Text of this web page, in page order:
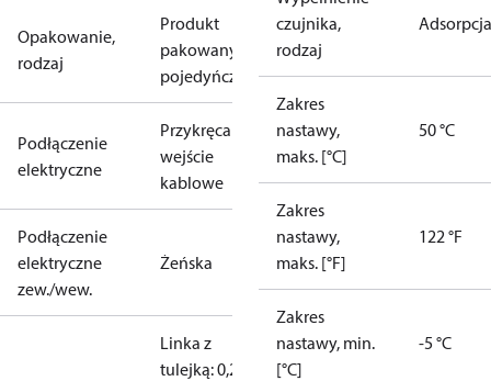
Opakowanie,
rodzaj
Produkt
pakowany
pojedyńczo
Podłączenie
elektryczne
Przykręcane
wejście
kablowe
Podłączenie
elektryczne
zew./wew.
Żeńska
Linka z
tulejką: 0,2 –
czujnika,
rodzaj
Adsorpcja
Zakres
nastawy,
maks. [°C]
50 °C
Zakres
nastawy,
maks. [°F]
122 °F
Zakres
nastawy, min.
[°C]
-5 °C